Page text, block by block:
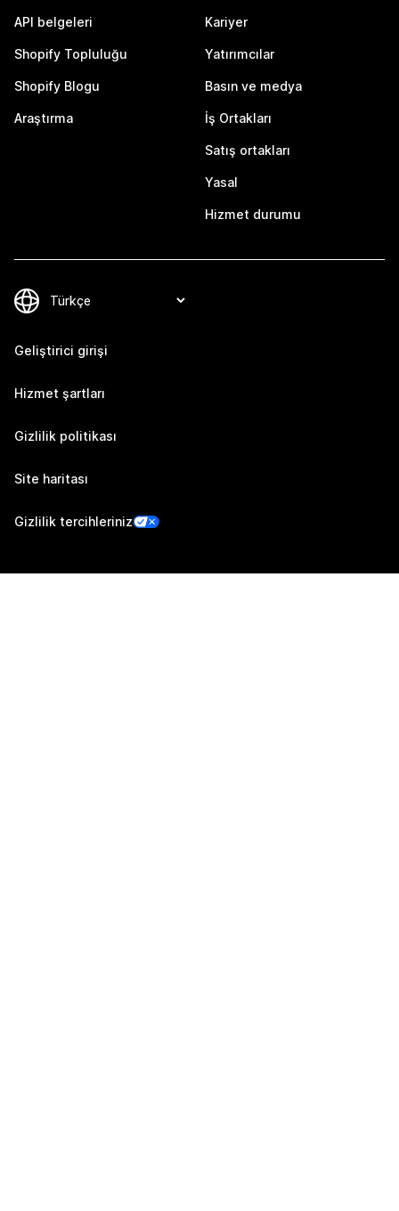
API belgeleri
Shopify Topluluğu
Shopify Blogu
Araştırma
Kariyer
Yatırımcılar
Basın ve medya
İş Ortakları
Satış ortakları
Yasal
Hizmet durumu
Geliştirici girişi
Hizmet şartları
Gizlilik politikası
Site haritası
Gizlilik tercihleriniz